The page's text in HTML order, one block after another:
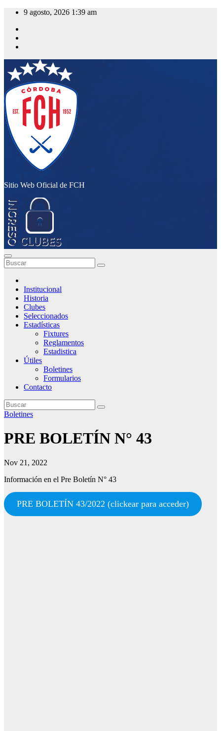
Saltar
contenido
9 agosto, 2026 1:39 am
Sitio Web Oficial de FCH
Institucional
Historia
Clubes
Seleccionados
Estadísticas
Fixtures
Reglamentos
Estadistica
Útiles
Boletines
Formularios
Contacto
Boletines
PRE BOLETÍN N° 43
Nov 21, 2022
Información en el Pre Boletín N° 43
PRE BOLETÍN 43/2022 (clickear para acceder)